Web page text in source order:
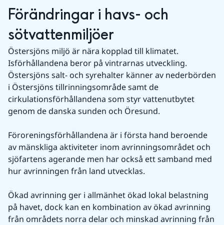
Förändringar i havs- och
sötvattenmiljöer
Östersjöns miljö är nära kopplad till klimatet.
Isförhållandena beror på vintrarnas utveckling.
Östersjöns salt- och syrehalter känner av nederbörden
i Östersjöns tillrinningsområde samt de
cirkulationsförhållandena som styr vattenutbytet
genom de danska sunden och Öresund.
Föroreningsförhållandena är i första hand beroende
av mänskliga aktiviteter inom avrinningsområdet och
sjöfartens agerande men har också ett samband med
hur avrinningen från land utvecklas.
Ökad avrinning ger i allmänhet ökad lokal belastning
på havet, dock kan en kombination av ökad avrinning
från områdets norra delar och minskad avrinning från